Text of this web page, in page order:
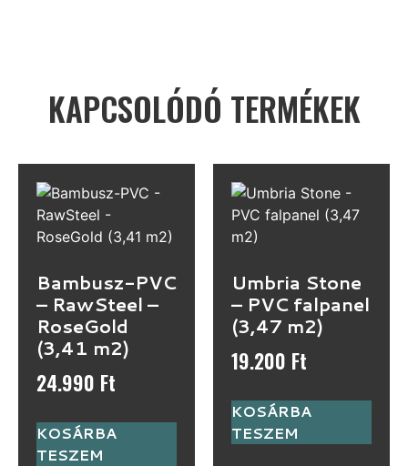
KAPCSOLÓDÓ TERMÉKEK
Bambusz-PVC
– RawSteel –
RoseGold
(3,41 m2)
24.990 Ft
KOSÁRBA
TESZEM
Umbria Stone
– PVC falpanel
(3,47 m2)
19.200 Ft
KOSÁRBA
TESZEM